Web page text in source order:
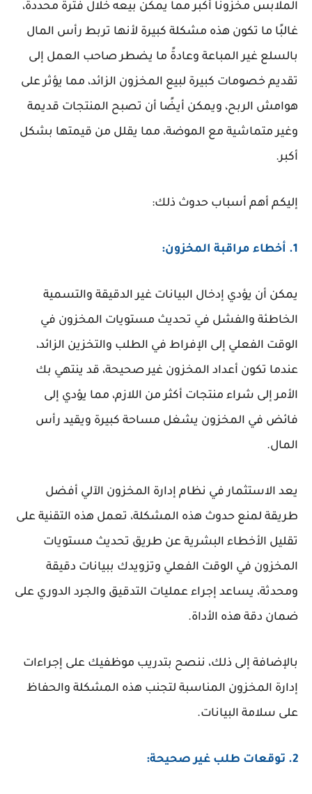
الملابس مخزونًا أكبر مما يمكن بيعه خلال فترة محددة،
غالبًا ما تكون هذه مشكلة كبيرة لأنها تربط رأس المال
بالسلع غير المباعة وعادةً ما يضطر صاحب العمل إلى
تقديم خصومات كبيرة لبيع المخزون الزائد، مما يؤثر على
هوامش الربح، ويمكن أيضًا أن تصبح المنتجات قديمة
وغير متماشية مع الموضة، مما يقلل من قيمتها بشكل
أكبر.
إليكم أهم أسباب حدوث ذلك:
1. أخطاء مراقبة المخزون:
يمكن أن يؤدي إدخال البيانات غير الدقيقة والتسمية
الخاطئة والفشل في تحديث مستويات المخزون في
الوقت الفعلي إلى الإفراط في الطلب والتخزين الزائد،
عندما تكون أعداد المخزون غير صحيحة، قد ينتهي بك
الأمر إلى شراء منتجات أكثر من اللازم، مما يؤدي إلى
فائض في المخزون يشغل مساحة كبيرة ويقيد رأس
المال.
يعد الاستثمار في نظام إدارة المخزون الآلي أفضل
طريقة لمنع حدوث هذه المشكلة، تعمل هذه التقنية على
تقليل الأخطاء البشرية عن طريق تحديث مستويات
المخزون في الوقت الفعلي وتزويدك ببيانات دقيقة
ومحدثة، يساعد إجراء عمليات التدقيق والجرد الدوري على
ضمان دقة هذه الأداة.
بالإضافة إلى ذلك، ننصح بتدريب موظفيك على إجراءات
إدارة المخزون المناسبة لتجنب هذه المشكلة والحفاظ
على سلامة البيانات.
2. توقعات طلب غير صحيحة: